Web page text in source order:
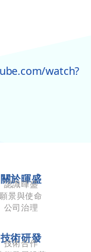
watch?
關於暉盛
認識暉盛
願景與使命
公司治理
技術研發
技術合作